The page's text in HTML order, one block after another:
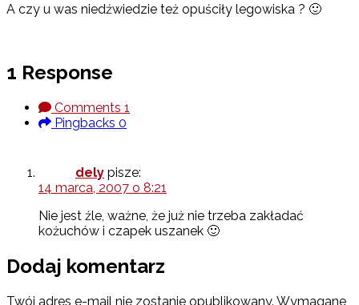
A czy u was niedźwiedzie też opuściły legowiska ? 🙂
1 Response
Comments 1
Pingbacks 0
dely pisze:
14 marca, 2007 o 8:21
Nie jest źle, ważne, że już nie trzeba zakładać
kożuchów i czapek uszanek 🙂
Dodaj komentarz
Twój adres e-mail nie zostanie opublikowany. Wymagane